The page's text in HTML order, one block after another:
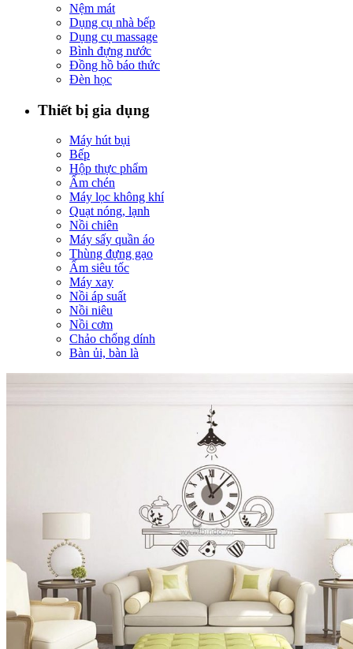
Nệm mát
Dụng cụ nhà bếp
Dụng cụ massage
Bình đựng nước
Đồng hồ báo thức
Đèn học
Thiết bị gia dụng
Máy hút bụi
Bếp
Hộp thực phẩm
Ấm chén
Máy lọc không khí
Quạt nóng, lạnh
Nồi chiên
Máy sấy quần áo
Thùng đựng gạo
Ấm siêu tốc
Máy xay
Nồi áp suất
Nồi niêu
Nồi cơm
Chảo chống dính
Bàn ủi, bàn là